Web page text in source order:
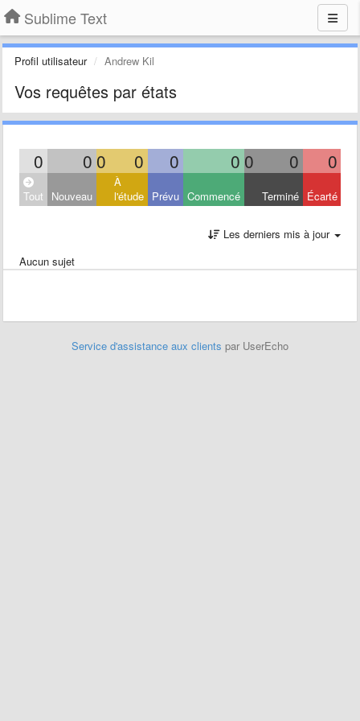
Sublime Text
Profil utilisateur Andrew Kil
Vos requêtes par états
0 0 0 0 0 0 0 0 0
Tout Nouveau
À
l'étude Prévu Commencé Terminé Écarté
Les derniers mis à jour
Aucun sujet
Service d'assistance aux clients par UserEcho